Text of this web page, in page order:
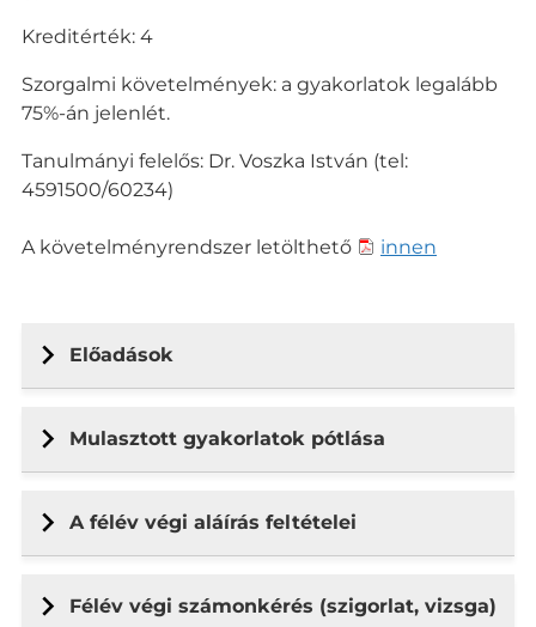
Kreditérték: 4
Szorgalmi követelmények: a gyakorlatok legalább
75%-án jelenlét.
Tanulmányi felelős: Dr. Voszka István (tel:
4591500/60234)
A követelményrendszer letölthető innen
Előadások
Mulasztott gyakorlatok pótlása
A félév végi aláírás feltételei
Félév végi számonkérés (szigorlat, vizsga)